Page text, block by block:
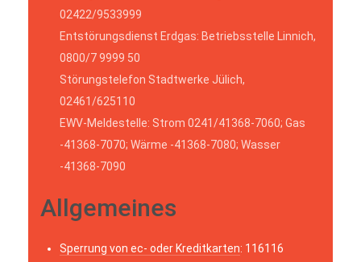
02422/9533999
Entstörungsdienst Erdgas: Betriebsstelle Linnich,
0800/7 9999 50
Störungstelefon Stadtwerke Jülich,
02461/625110
EWV-Meldestelle: Strom 0241/41368-7060; Gas
-41368-7070; Wärme -41368-7080; Wasser
-41368-7090
Allgemeines
Sperrung von ec- oder Kreditkarten: 116116